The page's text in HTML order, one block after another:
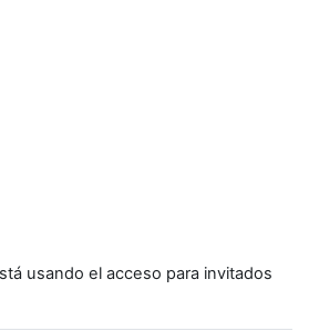
usando el acceso para invitados